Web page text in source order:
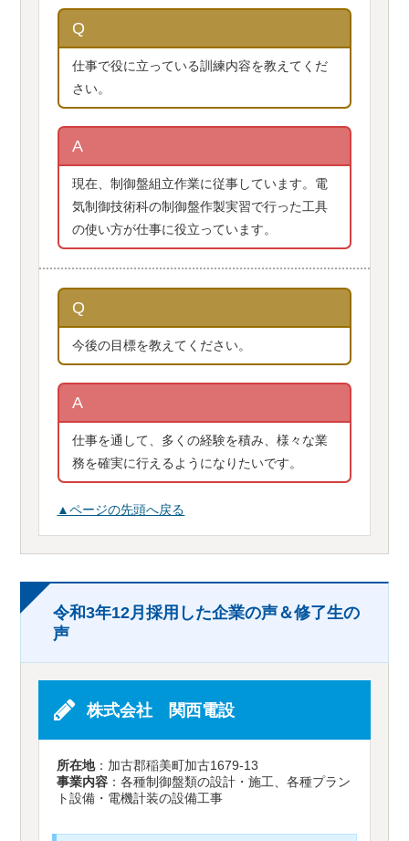
Q
仕事で役に立っている訓練内容を教えてくだ
さい。
A
現在、制御盤組立作業に従事しています。電
気制御技術科の制御盤作製実習で行った工具
の使い方が仕事に役立っています。
Q
今後の目標を教えてください。
A
仕事を通して、多くの経験を積み、様々な業
務を確実に行えるようになりたいです。
▲ページの先頭へ戻る
令和3年12月採用した企業の声＆修了生の
声
株式会社 関西電設
所在地：加古郡稲美町加古1679-13
事業内容 ：各種制御盤類の設計・施工、各種プラン
ト設備・電機計装の設備工事